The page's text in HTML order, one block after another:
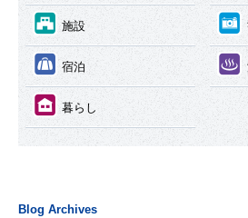
⑦ 施設 ⑧
⑨ 宿泊 ⑩
⑪ 暮らし
Blog Archives